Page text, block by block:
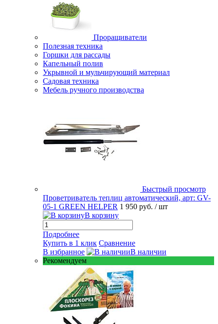
Проращиватели
Полезная техника
Горшки для рассады
Капельный полив
Укрывной и мульчирующий материал
Садовая техника
Мебель ручного производства
Быстрый просмотр
Проветриватель теплиц автоматический, арт: GV-
05-1 GREEN HELPER 1 950 руб. / шт
В корзину
Подробнее
Купить в 1 клик Сравнение
В избранное
В наличии
Рекомендуем